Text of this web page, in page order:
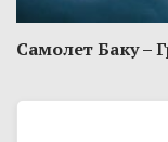
Самолет Баку –